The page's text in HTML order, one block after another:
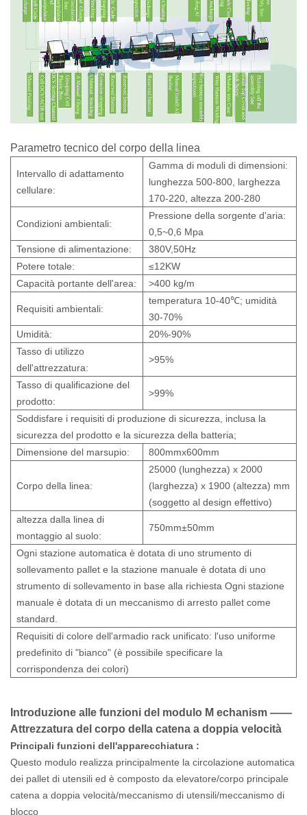
Parametro tecnico del corpo della linea
Intervallo di adattamento
cellulare:
Gamma di moduli di dimensioni:
lunghezza 500-800, larghezza
170-220, altezza 200-280
Condizioni ambientali:
Pressione della sorgente d'aria:
0,5~0,6 Mpa
Tensione di alimentazione:
380V,50Hz
Potere totale:
≤12KW
Capacità portante dell'area:
>400 kg/m
Requisiti ambientali:
temperatura 10-40℃; umidità
30-70%
Umidità:
20%-90%
Tasso di utilizzo
dell'attrezzatura:
>95%
Tasso di qualificazione del
prodotto:
>99%
Soddisfare i requisiti di produzione di sicurezza, inclusa la
sicurezza del prodotto e la sicurezza della batteria;
Dimensione del marsupio:
800mmx600mm
Corpo della linea:
25000 (lunghezza) x 2000
(larghezza) x 1900 (altezza) mm
(soggetto al design effettivo)
altezza dalla linea di
montaggio al suolo:
750mm±50mm
Ogni stazione automatica è dotata di uno strumento di
sollevamento pallet e la stazione manuale è dotata di uno
strumento di sollevamento in base alla richiesta Ogni stazione
manuale è dotata di un meccanismo di arresto pallet come
standard.
Requisiti di colore dell'armadio rack unificato: l'uso uniforme
predefinito di "bianco" (è possibile specificare la
corrispondenza dei colori)
Introduzione alle funzioni del modulo M echanism ——
Attrezzatura del corpo della catena a doppia velocità
Principali funzioni dell'apparecchiatura :
Questo modulo realizza principalmente la circolazione automatica
dei pallet di utensili ed è composto da elevatore/corpo principale
catena a doppia velocità/meccanismo di utensili/meccanismo di
blocco